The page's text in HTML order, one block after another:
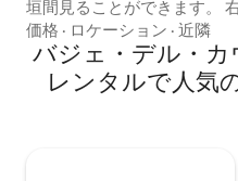
垣間見ることができます。 右側には、ガ
スコンロ、電子レンジ、冷蔵
ーメーカーを備えたモダン
あります。 また、キッチン
めの基本的な要素が備わっ
価格 · ロケーション · 近隣
バジェ・デル・
レンタルで人気